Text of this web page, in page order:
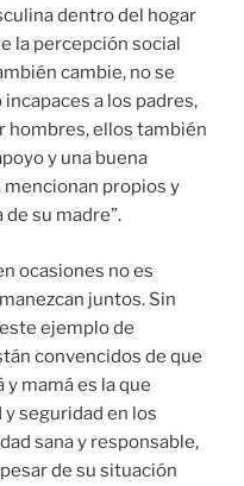
dentro del hogar
la percepción social
cambie, no se
a los padres,
hombres, ellos también
y una buena
mencionan propios y
su madre”.
ocasiones no es
juntos. Sin
ejemplo de
convencidos de que
mamá es la que
seguridad en los
sana y responsable,
de su situación